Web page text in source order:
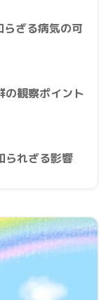
ざる病気の可
の観察ポイント
られざる影響